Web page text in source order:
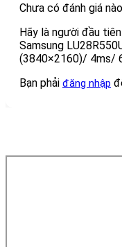
Chưa có đánh giá
Hãy là người đầu
Samsung
(3840×2160)/ 4ms/
Bạn phải đăng nhập